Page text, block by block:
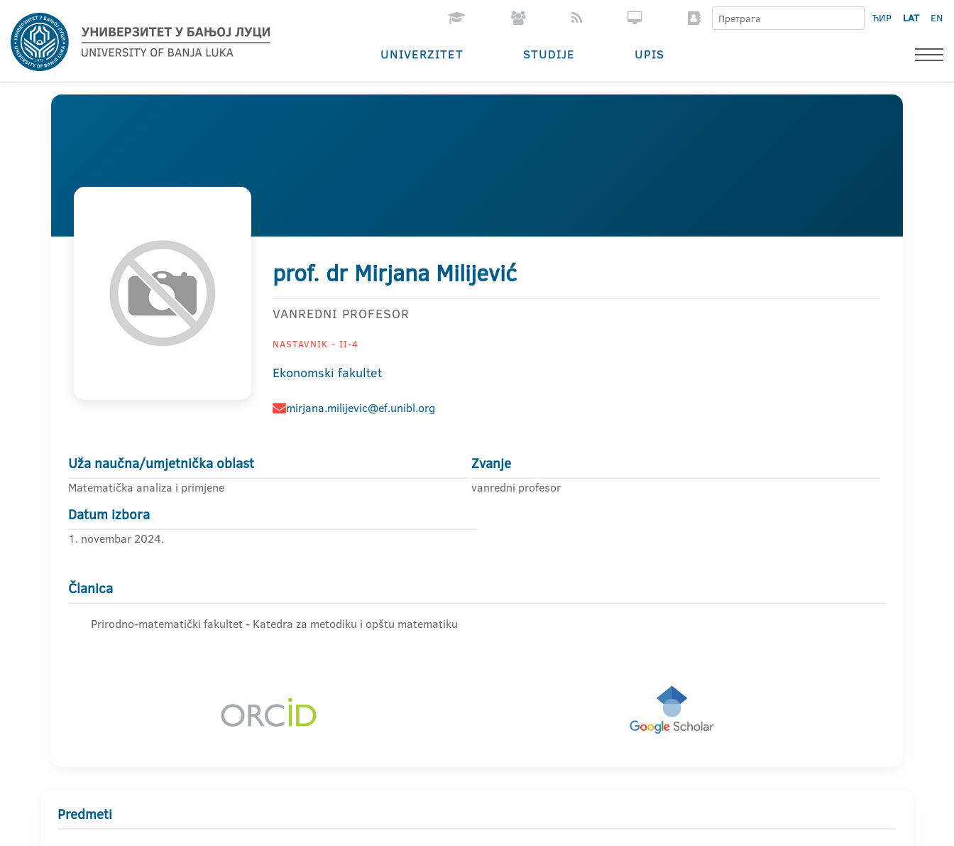
ЋИР LAT EN
UNIVERZITET STUDIJE UPIS
prof. dr Mirjana Milijević
VANREDNI PROFESOR
NASTAVNIK - II-4
Ekonomski fakultet
mirjana.milijevic@ef.unibl.org
Uža naučna/umjetnička oblast
Matematička analiza i primjene
Zvanje
vanredni profesor
Datum izbora
1. novembar 2024.
Članica
Prirodno-matematički fakultet - Katedra za metodiku i opštu matematiku
Predmeti